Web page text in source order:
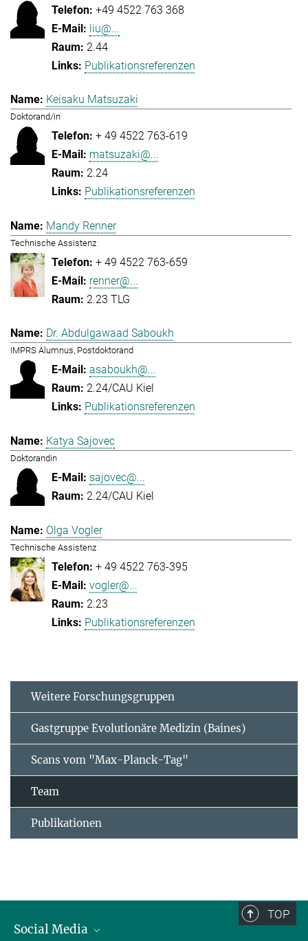
+49 4522 763 368
liu@...
2.44
Publikationsreferenzen
Keisaku Matsuzaki
Doktorand/in
+ 49 4522 763-619
matsuzaki@...
2.24
Publikationsreferenzen
Mandy Renner
Technische Assistenz
+ 49 4522 763-659
renner@...
2.23 TLG
Dr. Abdulgawaad Saboukh
IMPRS Alumnus, Postdoktorand
asaboukh@...
2.24/CAU Kiel
Publikationsreferenzen
Katya Sajovec
Doktorandin
sajovec@...
2.24/CAU Kiel
Olga Vogler
Technische Assistenz
+ 49 4522 763-395
vogler@...
2.23
Publikationsreferenzen
Weitere Forschungsgruppen
Gastgruppe Evolutionäre Medizin (Baines)
Scans vom "Max-Planck-Tag"
Team
Publikationen
TOP
Social Media